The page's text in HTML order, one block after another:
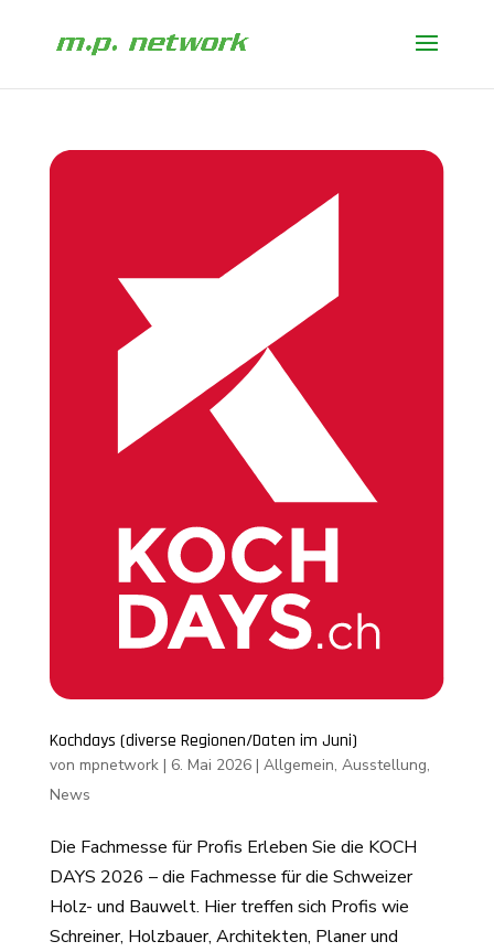
Kochdays (diverse Regionen/Daten im Juni)
von mpnetwork| 6. Mai 2026| Allgemein, Ausstellung,
News
Die Fachmesse für Profis Erleben Sie die KOCH
DAYS 2026 – die Fachmesse für die Schweizer
Holz- und Bauwelt. Hier treffen sich Profis wie
Schreiner, Holzbauer, Architekten, Planer und